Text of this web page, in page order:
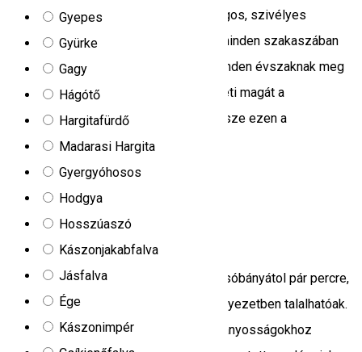
Gyepes
Gyürke
Gagy
Hágótő
Hargitafürdő
Madarasi Hargita
Gyergyóhosos
Hodgya
Hosszúaszó
Kászonjakabfalva
Jásfalva
Ége
Kászonimpér
patak, kellemes természet, és barátságos, szivélyes
vendéglátás társul a házakhoz. Az év minden szakaszában
várjuk a kedves vendégeket mert itt minden évszaknak meg
van a maga hangulata. Közelebb érezheti magát a
természethez és kalandokban lehet része ezen a
vidéken.Szeretettel várjuk!
24/B, Subcetate Zetea
Kemping
Só-kristály vendégházaink, Parajdon a sóbányátol pár percre,
gyönyörű kilátásával ámúlatba ejtő környezetben talalhatóak.
A Só-kristály vendégházak, turista látványosságokhoz